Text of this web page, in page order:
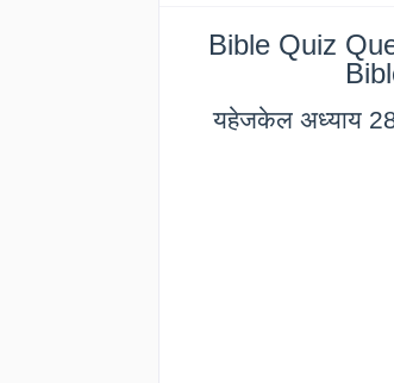
Bible Quiz
यहेजकेल अध्याय